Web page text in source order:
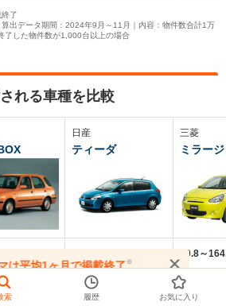
了
出データ期間：2024年9月～11月｜内容：物件数合計1万
了した物件数が1,000台以上の場合
れる車種を比較
日産
ティーダ
34万円
三菱
ミラー
99.8～
61.1万円
は平均1ヶ月で掲載終了※
前にお問い合わせください
索 履歴 お気に入り